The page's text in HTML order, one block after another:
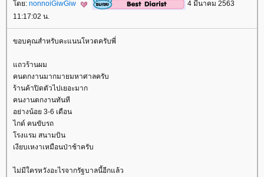
ดย: nonnoiGiwGiw
4 มีนาคม 2563
11:17:02 น.
ขอบคุณสำหรับคะแนนโหวตครับพี่
ถวร้านผม
คนตกงานมากมายมหาศาลครับ
ร้านค้าปิดตัวไปเยอะมาก
คนงานตกงานทันที
อย่างน้อย 3-6 เดือน
ไกด์ คนขับรถ
รงแรม สนามบิน
เงียบเหงาเหมือนป่าช้าครับ
ไม่มีใครหวังอะไรจากรัฐบาลนี้อีกแล้ว